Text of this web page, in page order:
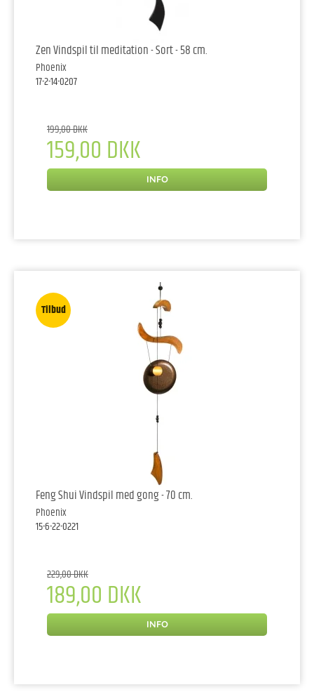
Zen Vindspil til meditation - Sort - 58 cm.
Phoenix
17-2-14-0207
199,00 DKK
159,00 DKK
INFO
Tilbud
Feng Shui Vindspil med gong - 70 cm.
Phoenix
15-6-22-0221
229,00 DKK
189,00 DKK
INFO